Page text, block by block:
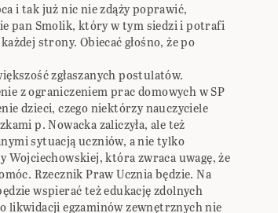
i tak już nic nie zdąży poprawić,
pan Smolik, który w tym siedzi i potrafi
strony. Obiecać głośno, że po
zgłaszanych postulatów.
z ograniczeniem prac domowych w SP
dzieci, czego niektórzy nauczyciele
p. Nowacka zaliczyła, ale też
sytuacją uczniów, a nie tylko
która zwraca uwagę, że
Rzecznik Praw Ucznia będzie. Na
wspierać też edukację zdolnych
likwidacji egzaminów zewnętrznych nie